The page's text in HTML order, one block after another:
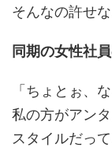
そんなの許せな
同期の女性社
「ちょとぉ、
私の方がアン
スタイルだっ